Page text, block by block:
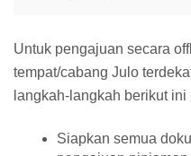
Untuk pengajuan secara
tempat/cabang Julo
langkah-langkah berikut ini
Siapkan semua